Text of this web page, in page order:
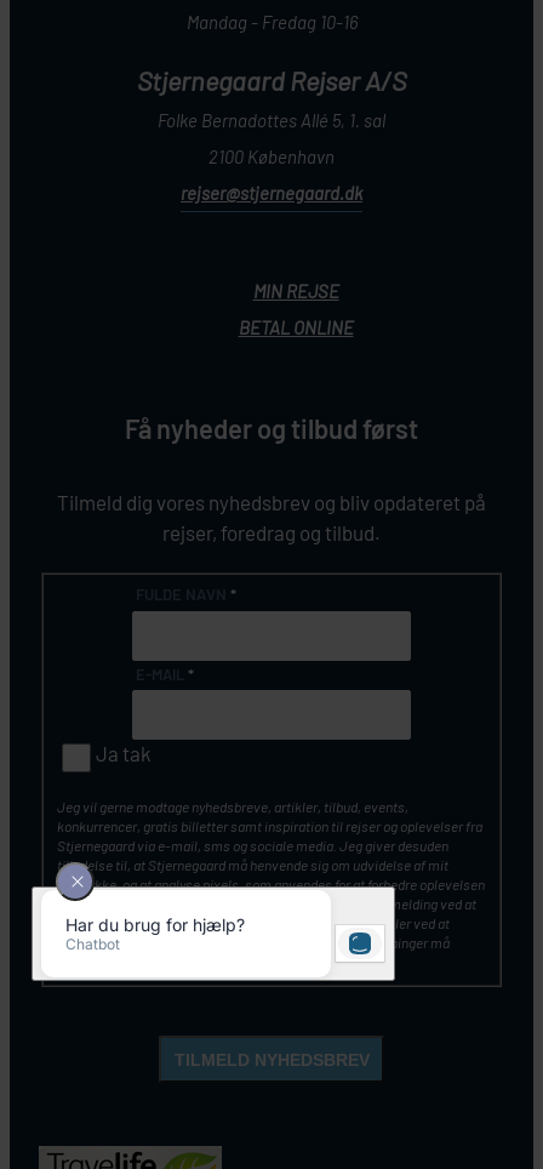
Mandag - Fredag 10-16
Stjernegaard Rejser A/S
Folke Bernadottes Allé 5, 1. sal
2100 København
rejser@stjernegaard.dk
MIN REJSE
BETAL ONLINE
Få nyheder og tilbud først
Tilmeld dig vores nyhedsbrev og bliv opdateret på
rejser, foredrag og tilbud.
*
*
Ja tak
Jeg vil gerne modtage nyhedsbreve, artikler, tilbud, events,
konkurrencer, gratis billetter samt inspiration til rejser og oplevelser fra
Stjernegaard via e-mail, sms og sociale media. Jeg giver desuden
tilladelse til, at Stjernegaard må henvende sig om udvidelse af mit
samtykke, og at analyse pixels, som anvendes for at forbedre oplevelsen
af vores kommunikation. Du kan altid tilbagekalde din tilmelding ved at
klikke på ”Afmeld nyhedsbrev” nederst i nyhedsbrevet – eller ved at
kontakte Stjernegaards kundeservice. Mine personoplysninger må